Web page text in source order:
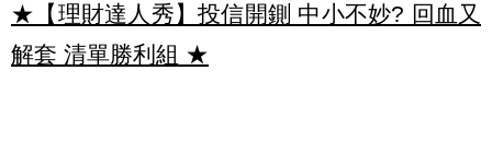
★【理財達人秀】投信開鍘 中小不妙? 回血又
解套 清單勝利組 ★